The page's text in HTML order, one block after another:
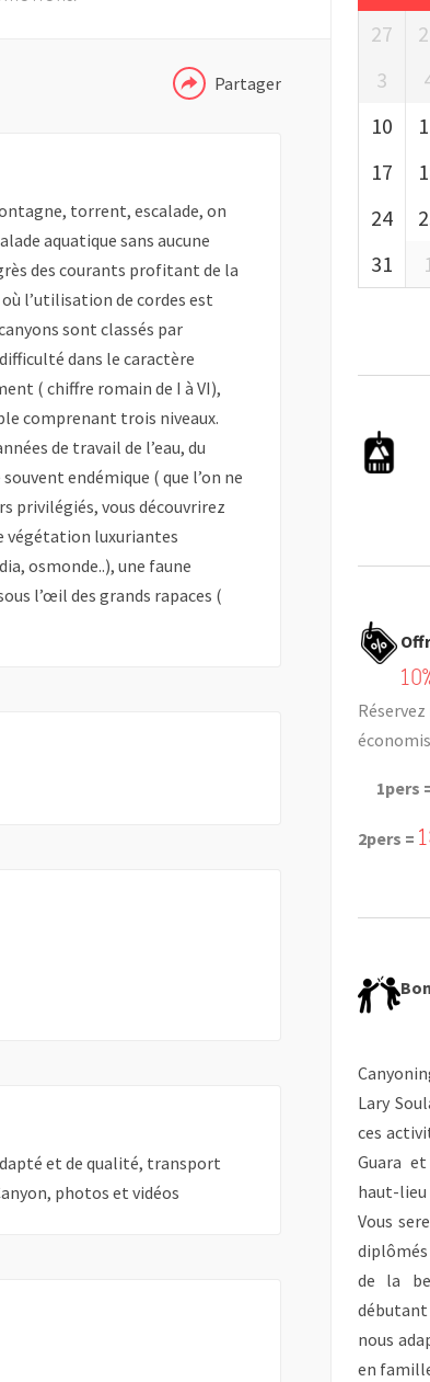
Partager
torrent, escalade, on
aquatique sans aucune
des courants profitant de la
l’utilisation de cordes est
sont classés par
dans le caractère
( chiffre romain de I à VI),
comprenant trois niveaux.
de travail de l’eau, du
endémique ( que l’on ne
privilégiés, vous découvrirez
végétation luxuriantes
osmonde..), une faune
l’œil des grands rapaces (
et de qualité, transport
photos et vidéos
27
3
10
17
24
31
1pers
2pers =
Lary
ces
Guara
haut-lieu
Vous
de la
nous
en